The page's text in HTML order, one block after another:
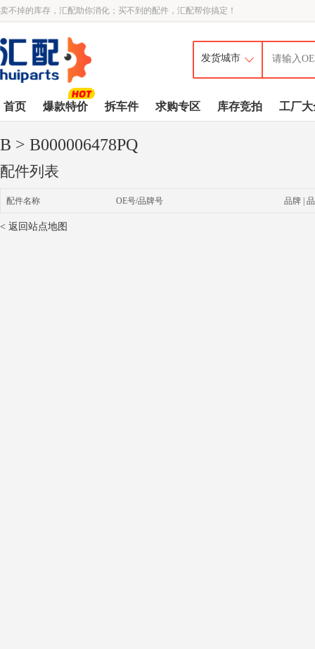
卖不掉的库存，汇配助你消化；买不到的配件，汇配帮你搞定！
首页 爆款特价 拆车件 求购专区 库存竞拍 工厂大
B > B000006478PQ
配件列表
配件名称 OE号/品牌号 品牌 |
< 返回站点地图